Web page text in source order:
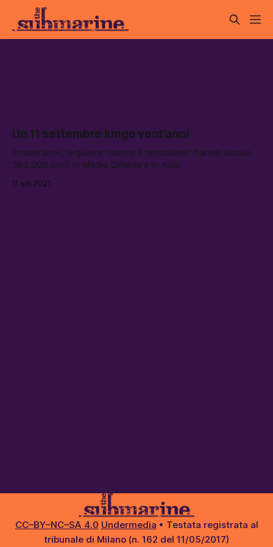
Un 11 settembre lungo vent’anni
In vent’anni, le guerre “contro il terrorismo” hanno ucciso
363.000 civili in Medio Oriente e in Asia
11 set 2021
CC–BY–NC–SA 4.0 Undermedia • Testata registrata al
tribunale di Milano (n. 162 del 11/05/2017)